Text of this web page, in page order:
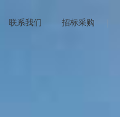
联系我们 招标采购